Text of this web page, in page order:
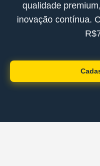
qualidade
inovação contínua.